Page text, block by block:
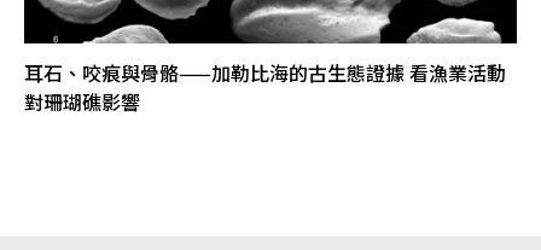
耳石、咬痕與骨骼——加勒比海的古生態證據 看漁業活動
對珊瑚礁影響